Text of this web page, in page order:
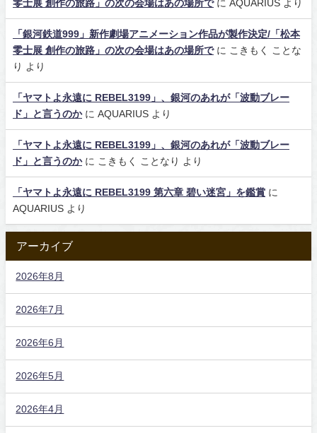
零士展 創作の旅路」の次の会場はあの場所でに AQUARIUS より
「銀河鉄道999」新作劇場アニメーション作品が製作決定/「松本
零士展 創作の旅路」の次の会場はあの場所でに
こきもく ことな
り
より
「ヤマトよ永遠に REBEL3199」、銀河のあれが「波動ブレー
ド」と言うのかに AQUARIUS より
「ヤマトよ永遠に REBEL3199」、銀河のあれが「波動ブレー
ド」と言うのかに こきもく ことなり より
「ヤマトよ永遠に REBEL3199 第六章 碧い迷宮」を鑑賞 に
AQUARIUS より
アーカイブ
2026年8月
2026年7月
2026年6月
2026年5月
2026年4月